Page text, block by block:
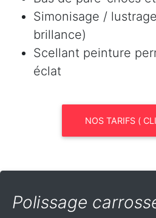
Simonisage /
brillance)
Scellant peinture
éclat
NOS TARIFS (
Polissage